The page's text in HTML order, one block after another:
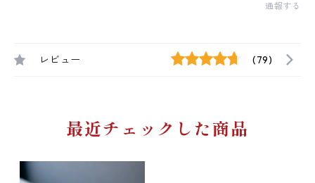
通報する
レビュー (79)
最近チェックした商品